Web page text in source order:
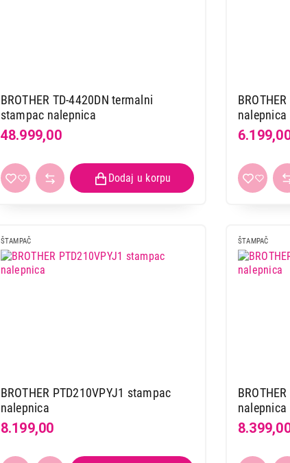
BROTHER TD-4420DN termalni
stampac nalepnica
48.999,00
nalepnica
ŠTAMPAČ
BROTHER PTD210VPYJ1 stampac
nalepnica
8.199,00
ŠTAMPAČ
nalepnica
Ukupno u korpi:
Nastavi kupovinu